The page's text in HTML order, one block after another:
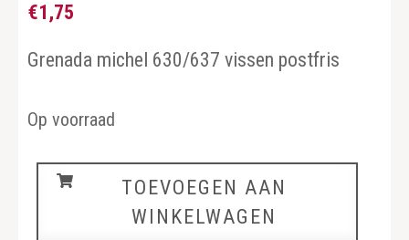
€1,75
Grenada michel 630/637 vissen postfris
Op voorraad
Vissen
TOEVOEGEN AAN
WINKELWAGEN